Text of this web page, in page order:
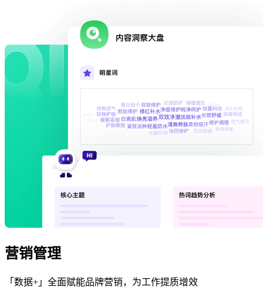
营销管理
「数据+」全面赋能品牌营销，为工作提质增效